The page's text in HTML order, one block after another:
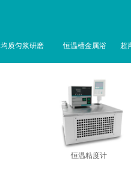
均质匀浆研磨 恒温槽金属浴 超
恒温粘度计